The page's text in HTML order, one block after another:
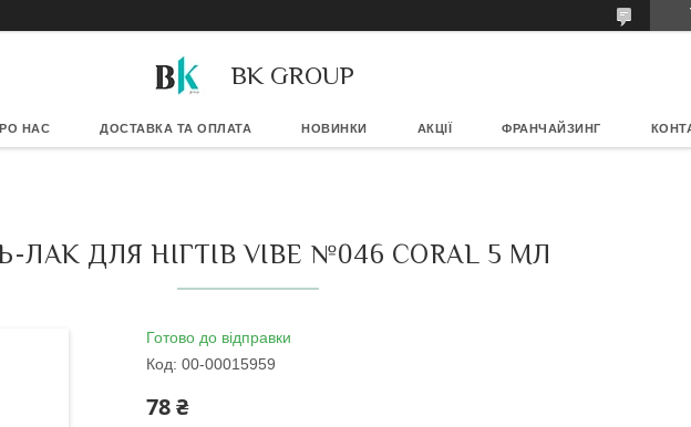
BK GROUP
НАС ДОСТАВКА ТА ОПЛАТА НОВИНКИ АКЦІЇ ФРАНЧАЙЗИНГ
ЛАК ДЛЯ НІГТІВ VIBE №046 CORAL 5 МЛ
Готово до відправки
Код: 00-00015959
78 ₴